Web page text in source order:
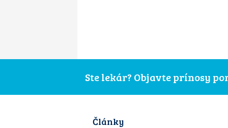
Ste lekár? Objavte prínosy
Články